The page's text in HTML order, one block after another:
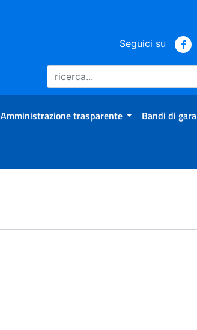
Seguici su
Amministrazione trasparente Bandi di gara